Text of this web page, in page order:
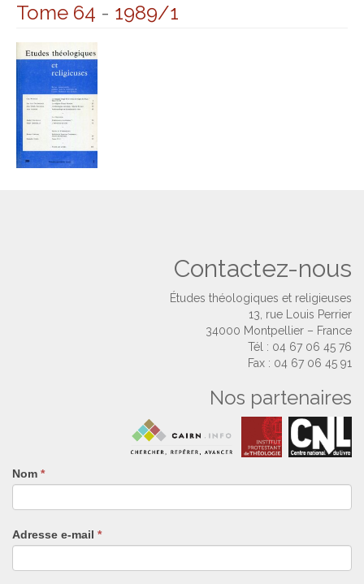
Tome 64 - 1989/1
Contactez-nous
Études théologiques et religieuses
13, rue Louis Perrier
34000 Montpellier – France
Tél : 04 67 06 45 76
Fax : 04 67 06 45 91
Nos partenaires
Nom *
Adresse e-mail *
Si
vous
êtes
humain,
remplissez